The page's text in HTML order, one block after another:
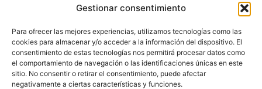
Gestionar consentimiento
Para ofrecer las mejores experiencias, utilizamos tecnologías como las
cookies para almacenar y/o acceder a la información del dispositivo. El
consentimiento de estas tecnologías nos permitirá procesar datos como
el comportamiento de navegación o las identificaciones únicas en este
sitio. No consentir o retirar el consentimiento, puede afectar
negativamente a ciertas características y funciones.
enero 31, 2025